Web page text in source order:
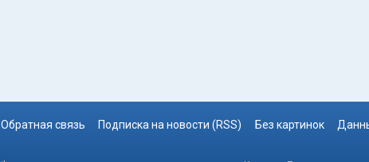
Обратная связь Подписка на новости (RSS) Без картинок